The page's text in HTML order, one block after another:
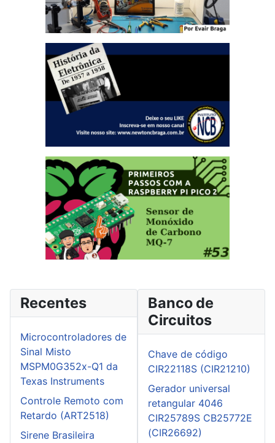
Recentes
Microcontroladores de
Sinal Misto
MSPM0G352x-Q1 da
Texas Instruments
Controle Remoto com
Retardo (ART2518)
Sirene Brasileira
Banco de
Circuitos
Chave de código
CIR22118S (CIR21210)
Gerador universal
retangular 4046
CIR25789S CB25772E
(CIR26692)